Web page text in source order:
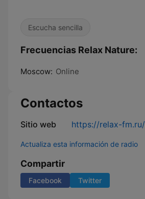
Escucha sencilla
Frecuencias Relax Nature:
Moscow: Online
Contactos
Sitio web https://relax-fm.ru/
Actualiza esta información de radio
Compartir
Facebook Twitter